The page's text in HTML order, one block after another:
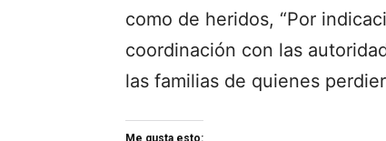
como de heridos, “Por
coordinación con las
las familias de quienes
Me gusta esto: